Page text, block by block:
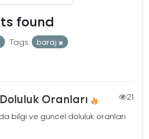
found
Tags:
baraj
Oranları
21
bilgi ve güncel doluluk oranları